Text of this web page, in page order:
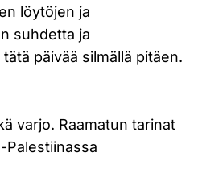
löytöjen ja
suhdetta ja
päivää silmällä pitäen.
varjo. Raamatun tarinat
Palestiinassa